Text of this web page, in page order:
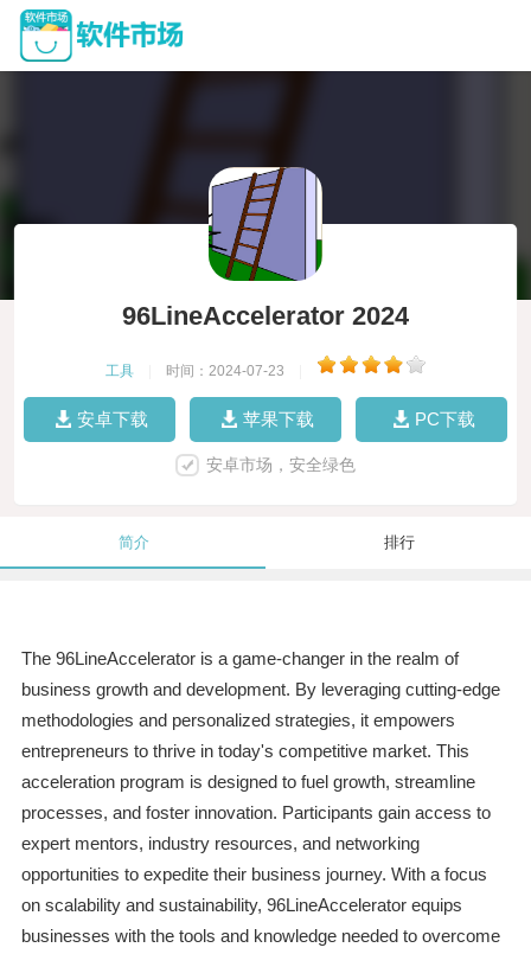
96LineAccelerator 2024
工具 时间：2024-07-23
安卓下载 苹果下载 PC下载
安卓市场，安全绿色
简介 排行
The 96LineAccelerator is a game-changer in the realm of
business growth and development. By leveraging cutting-edge
methodologies and personalized strategies, it empowers
entrepreneurs to thrive in today's competitive market. This
acceleration program is designed to fuel growth, streamline
processes, and foster innovation. Participants gain access to
expert mentors, industry resources, and networking
opportunities to expedite their business journey. With a focus
on scalability and sustainability, 96LineAccelerator equips
businesses with the tools and knowledge needed to overcome